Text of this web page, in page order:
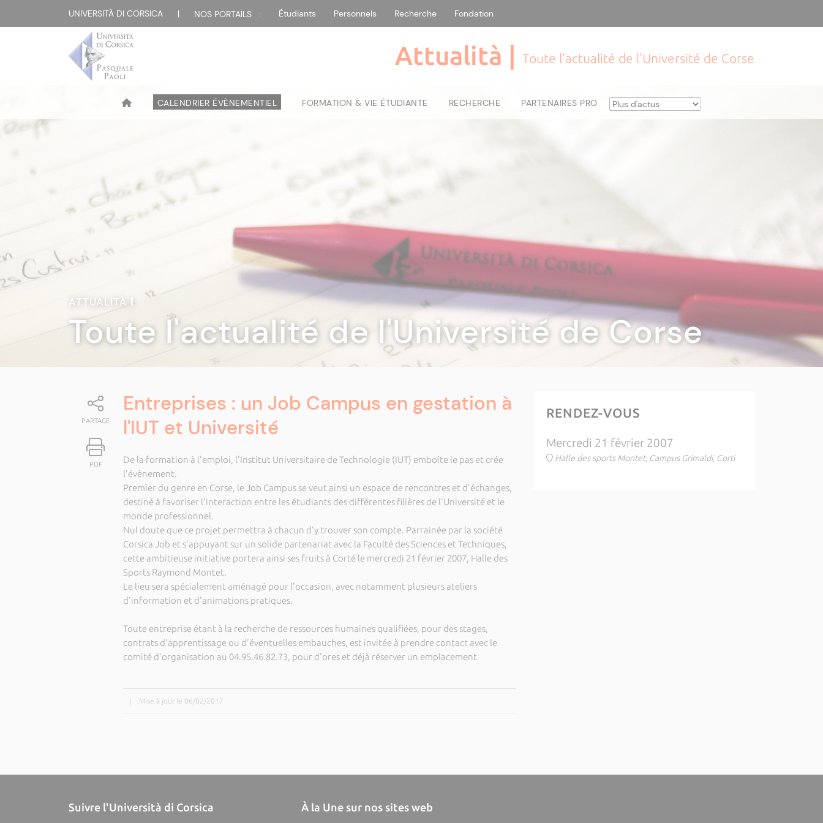
UNIVERSITÀ DI CORSICA | NOS PORTAILS : Étudiants Personnels Recherche Fondation
Attualità | Toute l'actualité de l'Université de Corse
CALENDRIER ÉVÈNEMENTIEL FORMATION & VIE ÉTUDIANTE RECHERCHE PARTENAIRES PRO
ATTUALITÀ|
Toute l'actualité de l'Université de Corse
PARTAGE
PDF
Entreprises : un Job Campus en gestation à
l'IUT et Université
De la formation à l'emploi, l'Institut Universitaire de Technologie (IUT) emboîte le pas et crée
l'évènement.
Premier du genre en Corse, le Job Campus se veut ainsi un espace de rencontres et d'échanges,
destiné à favoriser l'interaction entre les étudiants des différentes filières de l'Université et le
monde professionnel.
Nul doute que ce projet permettra à chacun d'y trouver son compte. Parrainée par la société
Corsica Job et s'appuyant sur un solide partenariat avec la Faculté des Sciences et Techniques,
cette ambitieuse initiative portera ainsi ses fruits à Corté le mercredi 21 février 2007, Halle des
Sports Raymond Montet.
Le lieu sera spécialement aménagé pour l'occasion, avec notamment plusieurs ateliers
d'information et d'animations pratiques.
Toute entreprise étant à la recherche de ressources humaines qualifiées, pour des stages,
contrats d'apprentissage ou d'éventuelles embauches, est invitée à prendre contact avec le
comité d'organisation au 04.95.46.82.73, pour d'ores et déjà réserver un emplacement
Mise à jour le 06/02/2017
RENDEZ-VOUS
Mercredi 21 février 2007
Halle des sports Montet, Campus Grimaldi, Corti
Suivre l'Università di Corsica À la Une sur nos sites web